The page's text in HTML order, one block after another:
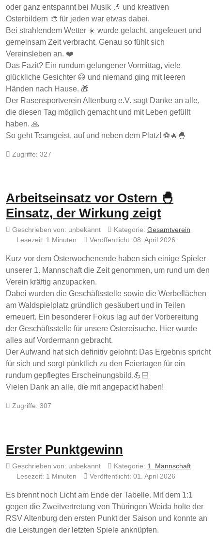
oder ganz entspannt bei Musik 🎶 und kreativen
Osterbildern 🎨 für jeden war etwas dabei.
Bei strahlendem Wetter ☀️ wurde gelacht, angefeuert und
gemeinsam Zeit verbracht. Genau so fühlt sich
Vereinsleben an. ❤️
Das Fazit? Ein rundum gelungener Vormittag, viele
glückliche Gesichter 😄 und niemand ging mit leeren
Händen nach Hause. 🎁
Der Rasensportverein Altenburg e.V. sagt Danke an alle,
die diesen Tag möglich gemacht und mit Leben gefüllt
haben. 🙏
So geht Teamgeist, auf und neben dem Platz! ⚽🔥🐣
Zugriffe: 327
Arbeitseinsatz vor Ostern 🐣
Einsatz, der Wirkung zeigt
Geschrieben von: unbekannt Kategorie: Gesamtverein
Lesezeit: 1 Minuten
Veröffentlicht: 08. April 2026
Kurz vor dem Osterwochenende haben sich einige Spieler
unserer 1. Mannschaft die Zeit genommen, um rund um den
Verein kräftig anzupacken.
Dabei wurden die Geschäftsstelle sowie die Werbeflächen
am Waldspielplatz gründlich gesäubert und in Teilen
erneuert. Ein besonderer Fokus lag auf der Vorbereitung
der Geschäftsstelle für unsere Ostereisuche. Hier wurde
alles auf Vordermann gebracht.
Der Aufwand hat sich definitiv gelohnt: Das Ergebnis spricht
für sich und sorgt pünktlich zu den Feiertagen für ein
rundum gepflegtes Erscheinungsbild.💪🏻
Vielen Dank an alle, die mit angepackt haben!
Zugriffe: 307
Erster Punktgewinn
Geschrieben von: unbekannt Kategorie: 1. Mannschaft
Lesezeit: 1 Minuten
Veröffentlicht: 01. April 2026
Es brennt noch Licht am Ende der Tabelle. Mit dem 1:1
gegen die Zweitvertretung von Thüringen Weida holte der
RSV Altenburg den ersten Punkt der Saison und konnte an
die Leistungen der letzten Spiele anknüpfen.